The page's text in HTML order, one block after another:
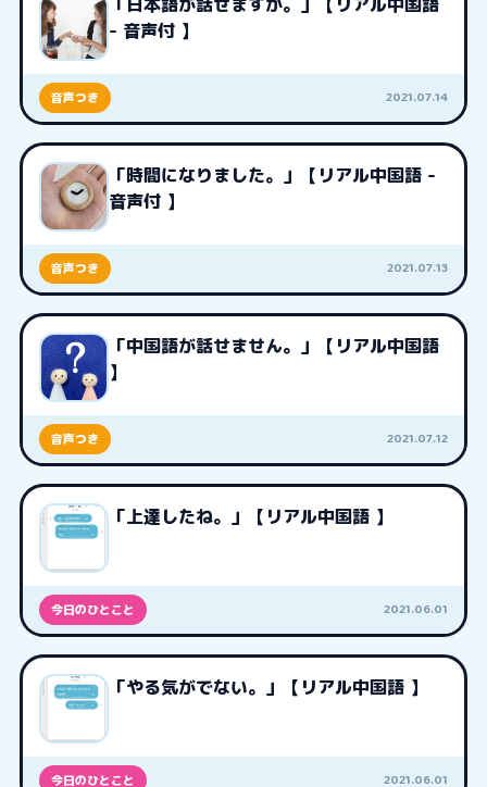
- 音声付 】
音声つき 2021.07.14
「時間になりました。」【リアル中国語 -
音声付 】
音声つき 2021.07.13
「中国語が話せません。」【リアル中国語
】
音声つき 2021.07.12
「上達したね。」【リアル中国語 】
今日のひとこと 2021.06.01
「やる気がでない。」【リアル中国語 】
今日のひとこと 2021.06.01